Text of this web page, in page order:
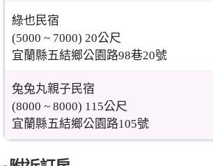
綠也民宿
(5000 ~ 7000) 20公尺
宜蘭縣五結鄉公園路98巷20號
兔兔丸親子民宿
(8000 ~ 8000) 115公尺
宜蘭縣五結鄉公園路105號